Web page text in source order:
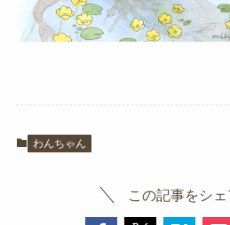
わんちゃん
この記事をシェ